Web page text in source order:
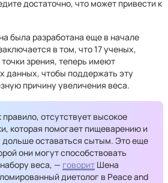
достаточно, что может привести к
была разработана еще в начале
в том, что 17 ученых,
зрения, теперь имеют
данных, чтобы поддержать эту
причину увеличения веса.
правило, отсутствует высокое
которая помогает пищеварению и
дольше оставаться сытым. Это еще
они могут способствовать
веса, — говорит Шена
диетолог в Peace and